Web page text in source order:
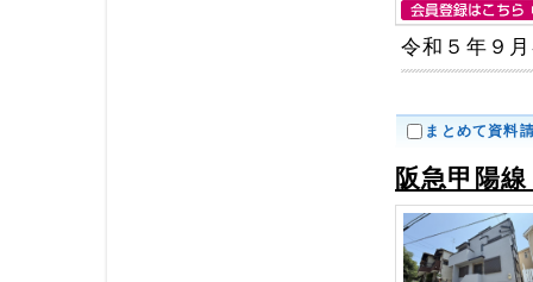
令和５年９
まとめて資料
阪急甲陽